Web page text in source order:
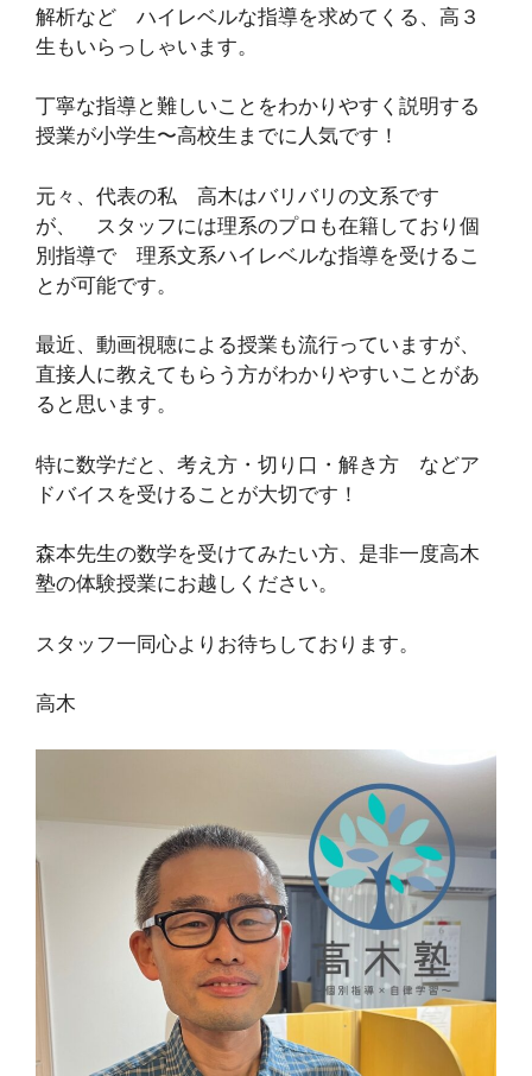
解析など ハイレベルな指導を求めてくる、高３
生もいらっしゃいます。
丁寧な指導と難しいことをわかりやすく説明する
授業が小学生〜高校生までに人気です！
元々、代表の私 高木はバリバリの文系です
が、 スタッフには理系のプロも在籍しており個
別指導で 理系文系ハイレベルな指導を受けるこ
とが可能です。
最近、動画視聴による授業も流行っていますが、
直接人に教えてもらう方がわかりやすいことがあ
ると思います。
特に数学だと、考え方・切り口・解き方 などア
ドバイスを受けることが大切です！
森本先生の数学を受けてみたい方、是非一度高木
塾の体験授業にお越しください。
スタッフ一同心よりお待ちしております。
高木